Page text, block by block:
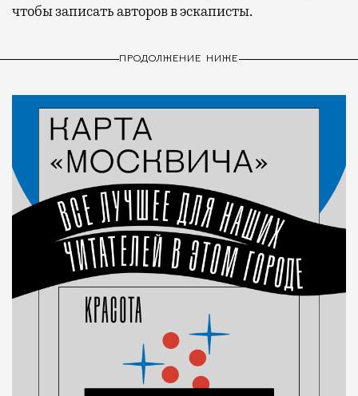
чтобы записать авторов в эскаписты.
ПРОДОЛЖЕНИЕ НИЖЕ